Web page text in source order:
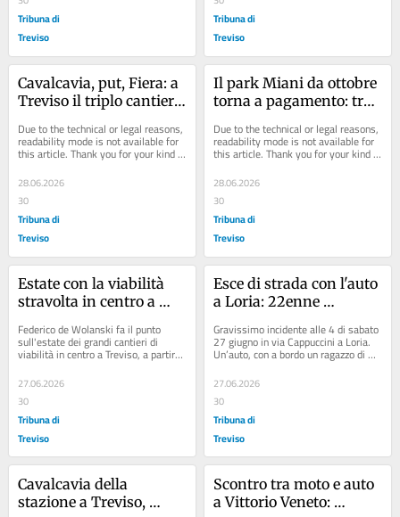
Tribuna di
Treviso
Tribuna di
Treviso
Cavalcavia, put, Fiera: a
Treviso il triplo cantiere
Due to the technical or legal reasons,
readability mode is not available for
this article. Thank you for your kind
28.06.2026
30
Tribuna di
Treviso
Il park Miani da ottobre
torna a pagamento: tra
park
Due to the technical or legal reasons,
readability mode is not available for
this article. Thank you for your kind
28.06.2026
30
Tribuna di
Treviso
Estate con la viabilità
stravolta in centro a
c'è da sapere
Federico de Wolanski fa il punto
sull'estate dei grandi cantieri di
viabilità in centro a Treviso, a partire
dal senso unico di marcia che...
27.06.2026
30
Tribuna di
Treviso
Esce di strada con l'auto
a Loria: 22enne
Gravissimo incidente alle 4 di sabato
27 giugno in via Cappuccini a Loria.
Un’auto, con a bordo un ragazzo di 22
anni, è uscita di strada...
27.06.2026
30
Tribuna di
Treviso
Cavalcavia della
stazione a Treviso,
Scontro tra moto e auto
a Vittorio Veneto: